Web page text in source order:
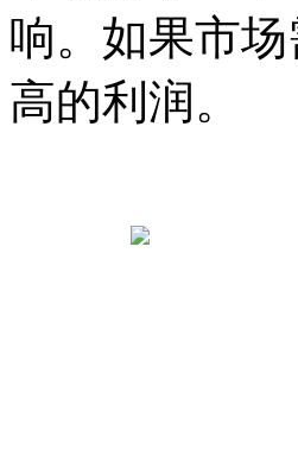
响。如果市
高的利润。